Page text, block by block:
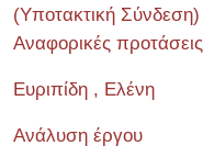
(Υποτακτική Σύνδεση)
Αναφορικές προτάσεις
Ευριπίδη , Ελένη
Ανάλυση έργου